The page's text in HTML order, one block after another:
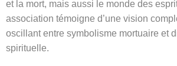
et la mort, mais aussi le monde des
association témoigne d’une vision
oscillant entre symbolisme mortuaire et
spirituelle.